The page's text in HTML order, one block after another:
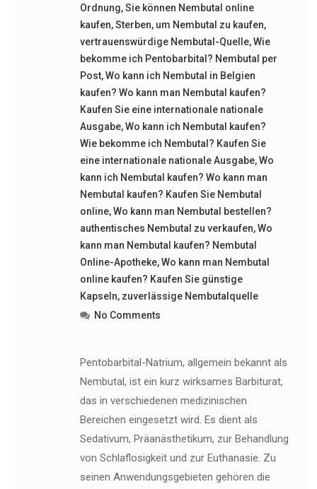
Ordnung,Sie können Nembutal online
kaufen,Sterben, um Nembutal zu kaufen,
vertrauenswürdige Nembutal-Quelle,Wie
bekomme ich Pentobarbital? Nembutal per
Post,Wo kann ich Nembutal in Belgien
kaufen? Wo kann man Nembutal kaufen?
Kaufen Sie eine internationale nationale
Ausgabe,Wo kann ich Nembutal kaufen?
Wie bekomme ich Nembutal? Kaufen Sie
eine internationale nationale Ausgabe,Wo
kann ich Nembutal kaufen? Wo kann man
Nembutal kaufen? Kaufen Sie Nembutal
online,Wo kann man Nembutal bestellen?
authentisches Nembutal zu verkaufen,Wo
kann man Nembutal kaufen? Nembutal
Online-Apotheke,Wo kann man Nembutal
online kaufen? Kaufen Sie günstige
Kapseln, zuverlässige Nembutalquelle
No Comments
Pentobarbital-Natrium, allgemein bekannt als
Nembutal, ist ein kurz wirksames Barbiturat,
das in verschiedenen medizinischen
Bereichen eingesetzt wird. Es dient als
Sedativum, Präanästhetikum, zur Behandlung
von Schlaflosigkeit und zur Euthanasie. Zu
seinen Anwendungsgebieten gehören die